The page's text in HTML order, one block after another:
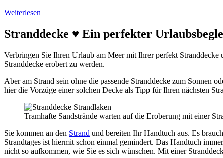
Weiterlesen
Stranddecke ♥ Ein perfekter
Verbringen Sie Ihren Urlaub am Meer mit Ihrer perfekt
Stranddecke erobert zu werden.
Aber am Strand sein ohne die passende Stranddecke zum Sonnen
hier die Vorzüge einer solchen Decke als Tipp für Ihren nächsten
Tramhafte Sandstrände warten auf die Eroberung mit einer
Sie kommen an den Strand und bereiten Ihr Handtuch aus. Es
Strandtages ist hiermit schon einmal gemindert. Das Handtuch
nicht so aufkommen, wie Sie es sich wünschen. Mit einer